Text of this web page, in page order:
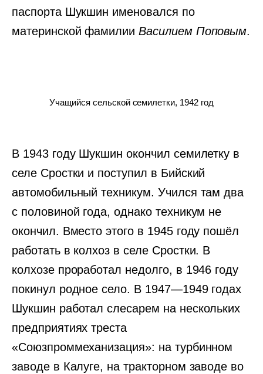
паспорта Шукшин именовался по
материнской фамилииВасилием Поповым.
Учащийся сельской семилетки, 1942 год
В 1943 году Шукшин окончил семилетку в
селе Сростки и поступил в Бийский
автомобильный техникум. Учился там два
с половиной года, однако техникум не
окончил. Вместо этого в 1945 году пошёл
работать в колхоз в селе Сростки. В
колхозе проработал недолго, в 1946 году
покинул родное село. В 1947—1949 годах
Шукшин работал слесарем на нескольких
предприятиях треста
«Союзпроммеханизация»: на турбинном
заводе в Калуге, на тракторном заводе во